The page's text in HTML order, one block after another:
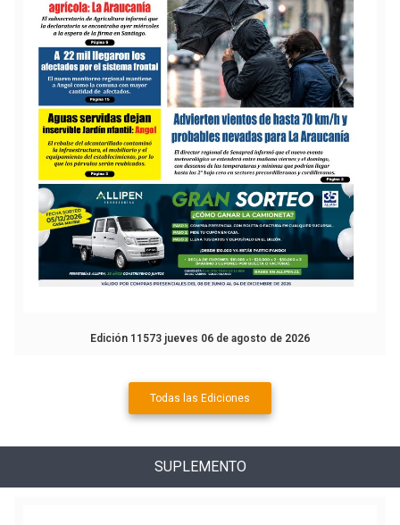
Edición 11573 jueves 06 de agosto de 2026
Todas las Ediciones
SUPLEMENTO